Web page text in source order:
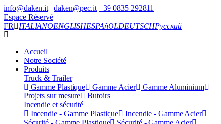
info@daken.it | daken@pec.it +39 0835 292811
Espace Réservé
FR
ITALIANOENGLISHESPAñOLDEUTSCHРусский
Accueil
Notre Société
Produits
Truck & Trailer
Gamme Plastique
Gamme Acier
Gamme Aluminium
Projets sur mesure
Butoirs
Incendie et sécurité
Incendie - Gamme Plastique
Incendie - Gamme Acier
Sécurité - Gamme Plastique
Sécurité - Gamme Acier